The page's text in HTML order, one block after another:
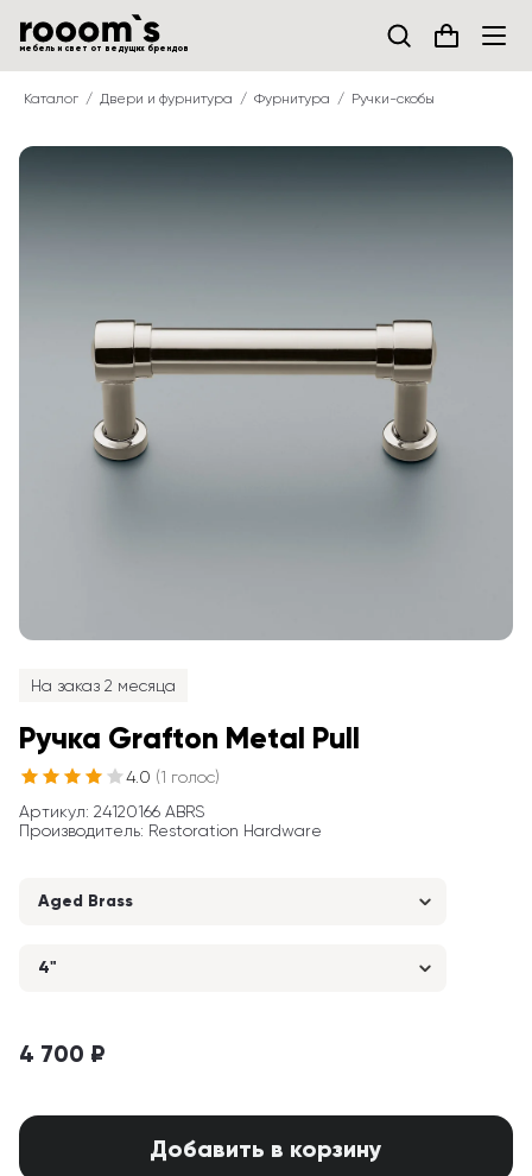
мебель и свет от ведущих брендов
Каталог Двери и фурнитура Фурнитура Ручки-скобы
На заказ 2 месяца
Ручка Grafton Metal Pull
4.0 (1 голос)
Артикул: 24120166 ABRS
Производитель: Restoration Hardware
Aged Brass
4"
4 700 ₽
Добавить в корзину